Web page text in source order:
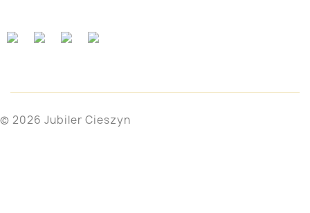
© 2026 Jubiler Cieszyn